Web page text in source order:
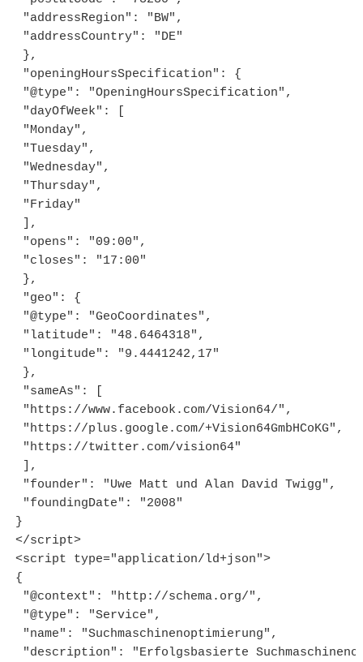
"addressRegion": "BW",
"addressCountry": "DE"
},
"openingHoursSpecification": {
"@type": "OpeningHoursSpecification",
"dayOfWeek": [
"Monday",
"Tuesday",
"Wednesday",
"Thursday",
"Friday"
],
"opens": "09:00",
"closes": "17:00"
},
"geo": {
"@type": "GeoCoordinates",
"latitude": "48.6464318",
"longitude": "9.4441242,17"
},
"sameAs": [
"https://www.facebook.com/Vision64/",
"https://plus.google.com/+Vision64GmbHCoKG",
"https://twitter.com/vision64"
],
"founder": "Uwe Matt und Alan David Twigg",
"foundingDate": "2008"
}
</script>
<script type="application/ld+json">
{
"@context": "http://schema.org/",
"@type": "Service",
"name": "Suchmaschinenoptimierung",
"description": "Erfolgsbasierte